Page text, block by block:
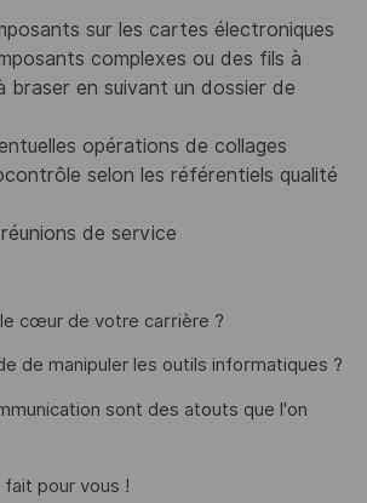
sur les cartes électroniques
complexes ou des fils à
braser en suivant un dossier de
opérations de collages
selon les référentiels qualité
de service
cœur de votre carrière ?
de manipuler les outils informatiques ?
sont des atouts que l'on
pour vous !